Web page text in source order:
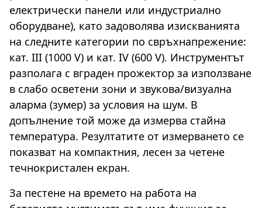
електрически панели или индустриално
оборудване), като задоволява изискванията
на следните категории по свръхнапрежение:
кат. III (1000 V) и кат. IV (600 V). Инструментът
разполага с вграден прожектор за използване
в слабо осветени зони и звукова/визуална
аларма (зумер) за условия на шум. В
допълнение той може да измерва стайна
температура. Резултатите от измерването се
показват на компактния, лесен за четене
течнокристален екран.
За пестене на времето на работа на